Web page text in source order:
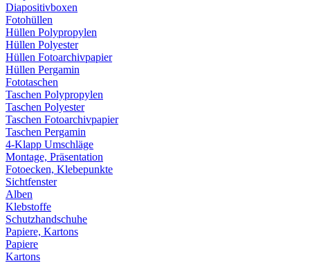
Diapositivboxen
Fotohüllen
Hüllen Polypropylen
Hüllen Polyester
Hüllen Fotoarchivpapier
Hüllen Pergamin
Fototaschen
Taschen Polypropylen
Taschen Polyester
Taschen Fotoarchivpapier
Taschen Pergamin
4-Klapp Umschläge
Montage, Präsentation
Fotoecken, Klebepunkte
Sichtfenster
Alben
Klebstoffe
Schutzhandschuhe
Papiere, Kartons
Papiere
Kartons